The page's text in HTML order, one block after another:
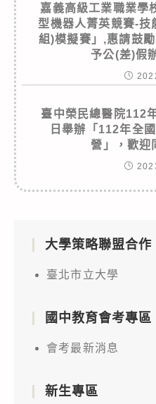
嘉義高級工業職業學
型機器人菁英競賽-技
組)模擬賽」,惠請鼓
予公(差)假
臺中榮民總醫院112
日舉辦「112年全
營」，歡迎
大學策略聯盟合作
臺北市立大學
國中教育會考專區
會考最新消息
新生專區